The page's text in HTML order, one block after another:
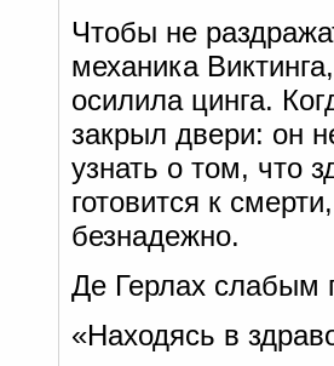
Чтобы не
механика
осилила цинга.
закрыл двери: он
узнать о том, что
готовится к
безнадежно.
Де Герлах слабым
«Находясь в